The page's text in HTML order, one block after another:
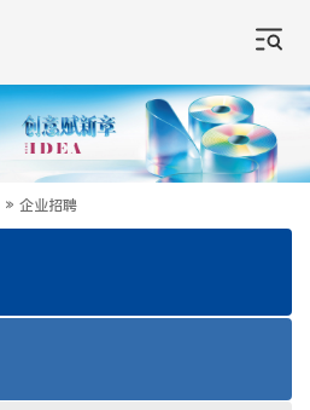
» 企业招聘